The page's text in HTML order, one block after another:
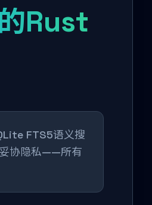
Rust
FTS5语义搜
妥协隐私——所有